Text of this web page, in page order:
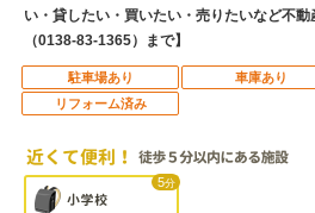
い・貸したい・買いたい・売りたいなど不
（0138-83-1365）まで】
駐車場あり 車庫あり
リフォーム済み
5分